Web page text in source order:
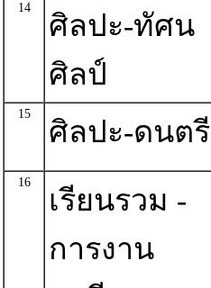
14
ศิลปะ-ทัศน
ศิลป์
15
ศิลปะ-ดนตรี
16
เรียนรวม -
การงาน